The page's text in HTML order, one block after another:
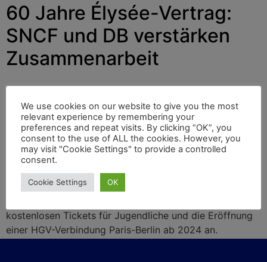
60 Jahre Élysée-Vertrag:
SNCF und DB verstärken
Zusammenarbeit
2007 begann die Erfolgsgeschichte des
Hochgeschwindigkeitsverkehrs (HGV) zwischen
Frankreich und Deutschland: 2014 hatten TGV und ICE
zehn Millionen Fahrgäste befördert, im Mai 2022 waren
es schon über 25 Millionen Personen. Am 22. Januar
feierten auch die Staatsbahnen SNCF und DB den 60.
Jahrestag des Élysée-Freundschaftsvertrags beider
kostenlosen Tickets für Jugendliche und die Eröffnung
einer HGV-Verbindung Paris-Berlin ab 2024 an.
We use cookies on our website to give you the most
relevant experience by remembering your
preferences and repeat visits. By clicking “OK”, you
consent to the use of ALL the cookies. However, you
may visit "Cookie Settings" to provide a controlled
consent.
Cookie Settings OK